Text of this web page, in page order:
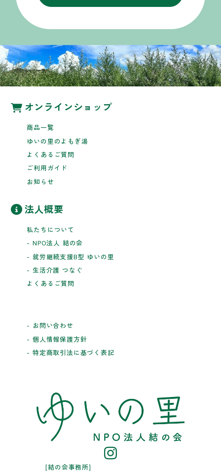
[結の会事務所]
オンラインショップ
商品一覧
ゆいの里のよもぎ湯
よくあるご質問
ご利用ガイド
お知らせ
法人概要
私たちについて
- NPO法人 結の会
- 就労継続支援B型 ゆいの里
- 生活介護 つなぐ
よくあるご質問
- お問い合わせ
- 個人情報保護方針
- 特定商取引法に基づく表記